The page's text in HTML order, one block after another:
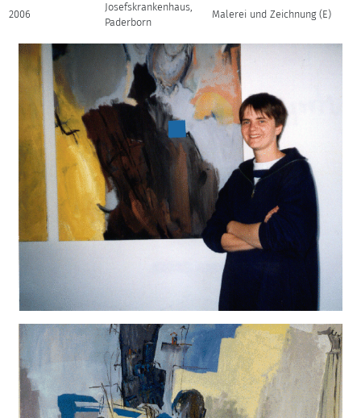
2006
Josefskrankenhaus,
Paderborn
Malerei und Zeichnung (E)